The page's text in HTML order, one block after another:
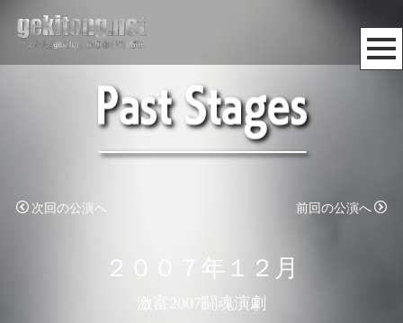
次回の公演へ 前回の公演へ
２００７年１２月
激富2007闘魂演劇